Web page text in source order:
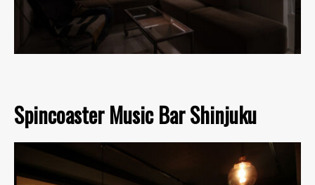
Spincoaster Music Bar Shinjuku